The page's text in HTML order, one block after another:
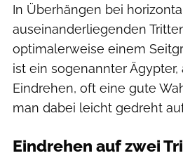
In Überhängen bei
auseinanderliegenden
optimalerweise einem
ist ein sogenannter
Eindrehen, oft eine gute
man dabei leicht gedreht
Eindrehen auf zwei